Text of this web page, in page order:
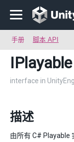
手册 脚本 API
IPlayable
interface in
描述
由所有 C# Playable